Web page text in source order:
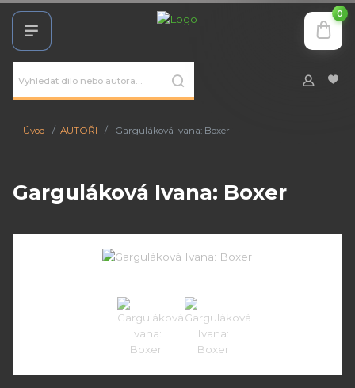
0
Úvod AUTOŘI Garguláková Ivana: Boxer
Garguláková Ivana: Boxer